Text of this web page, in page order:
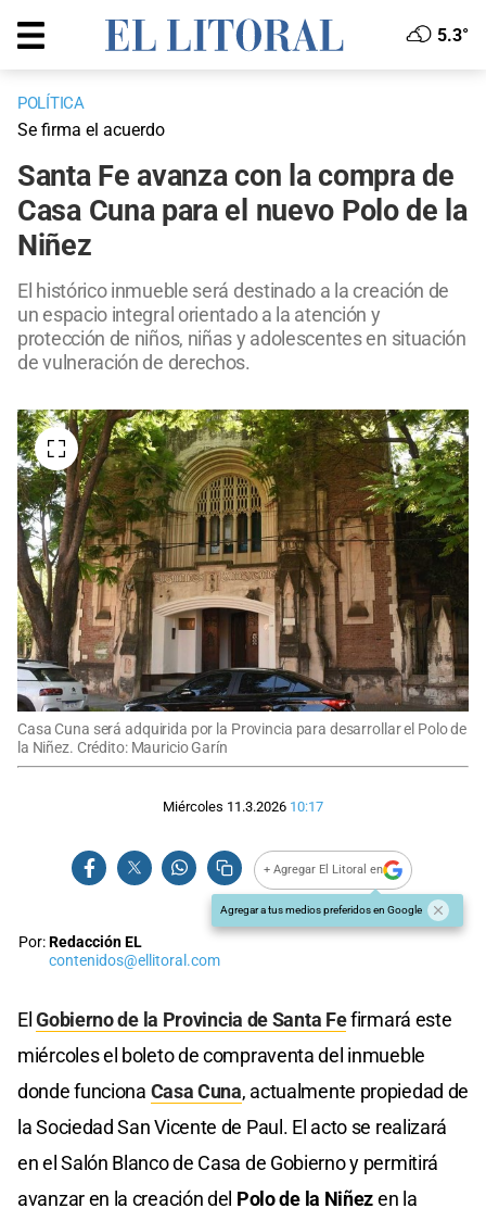
5.3°
POLÍTICA
Se firma el acuerdo
Santa Fe avanza con la compra de
Casa Cuna para el nuevo Polo de la
Niñez
El histórico inmueble será destinado a la creación de
un espacio integral orientado a la atención y
protección de niños, niñas y adolescentes en situación
de vulneración de derechos.
Casa Cuna será adquirida por la Provincia para desarrollar el Polo de
la Niñez. Crédito: Mauricio Garín
Miércoles 11.3.2026 10:17
+ Agregar El Litoral en
Agregar a tus medios preferidos en Google
Por:Redacción EL
contenidos@ellitoral.com
ElGobierno de la Provincia de Santa Fefirmará este
miércoles el boleto de compraventa del inmueble
donde funciona Casa Cuna, actualmente propiedad de
la Sociedad San Vicente de Paul. El acto se realizará
en el Salón Blanco de Casa de Gobierno y permitirá
avanzar en la creación del Polo de la Niñezen la